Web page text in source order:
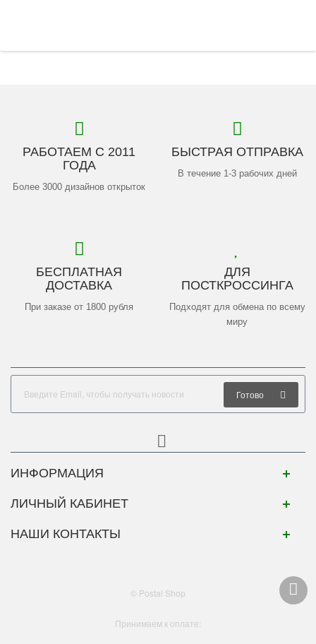
РАБОТАЕМ С 2011
ГОДА
Более 3000 дизайнов открыток
БЫСТРАЯ ОТПРАВКА
В течение 1-3 рабочих дней
БЕСПЛАТНАЯ
ДОСТАВКА
При заказе от 1800 рубля
ДЛЯ
ПОСТКРОССИНГА
Подходят для обмена по всему
миру
Готово
ИНФОРМАЦИЯ
ЛИЧНЫЙ КАБИНЕТ
НАШИ КОНТАКТЫ
© Postal Shop
Принимаем к оплате: